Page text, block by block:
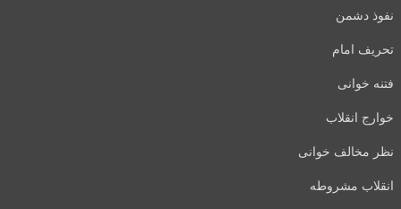
نفوذ دشمن
تحریف امام
فتنه خوانی
خوارج انقلاب
نظر مخالف خوانی
انقلاب مشروطه